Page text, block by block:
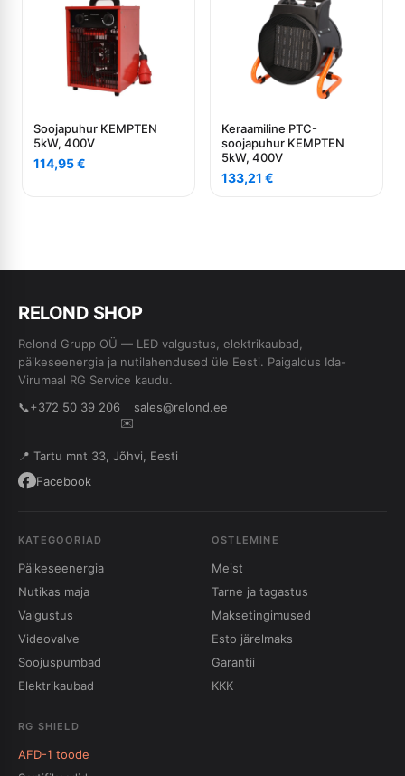
Soojapuhur KEMPTEN
5kW, 400V
114,95€
Keraamiline PTC-
soojapuhur KEMPTEN
5kW, 400V
133,21 €
RELOND SHOP
Relond Grupp OÜ — LED valgustus, elektrikaubad,
päikeseenergia ja nutilahendused üle Eesti. Paigaldus Ida-
Virumaal RG Service kaudu.
📞+372 50 39 206
✉️
sales@relond.ee
📍 Tartu mnt 33, Jõhvi, Eesti
Facebook
KATEGOORIAD
Päikeseenergia
Nutikas maja
Valgustus
Videovalve
Soojuspumbad
Elektrikaubad
OSTLEMINE
Meist
Tarne ja tagastus
Maksetingimused
Esto järelmaks
Garantii
KKK
RG SHIELD
AFD-1 toode